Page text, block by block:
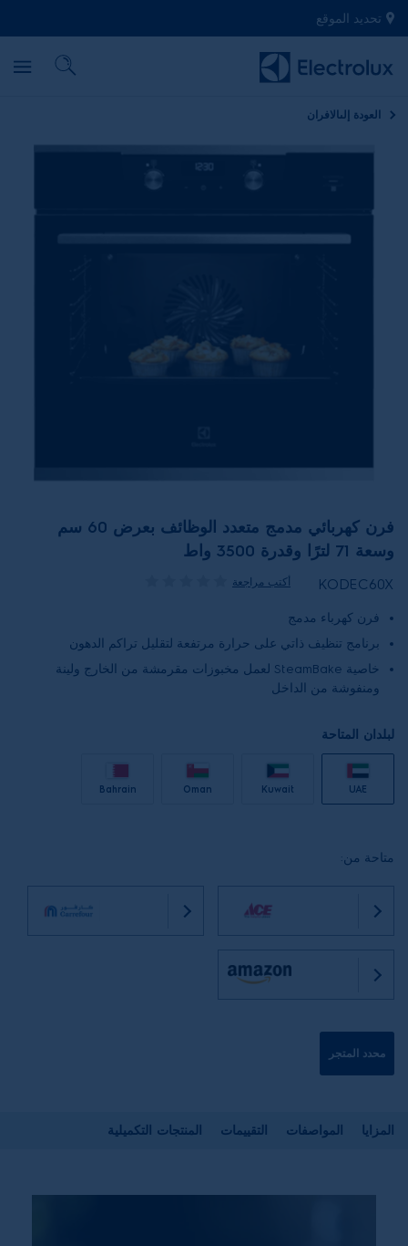
تحديد الموقع
العودة إلىالافران
فرن كهربائي مدمج متعدد الوظائف بعرض 60 سم
وسعة 71 لترًا وقدرة 3500 واط
KODEC60X أكتب مراجعة
فرن كهرباء مدمج
برنامج تنظيف ذاتي على حرارة مرتفعة لتقليل تراكم الدهون
خاصية SteamBake لعمل مخبوزات مقرمشة من الخارج ولينة
ومنفوشة من الداخل
لبلدان المتاحة
UAE
Kuwait
Oman
Bahrain
متاحة من:
محدد المتجر
المزايا المواصفات التقييمات المنتجات التكميلية